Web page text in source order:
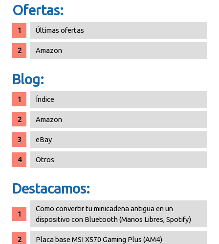
Ofertas:
Últimas ofertas
Amazon
Blog:
Índice
Amazon
eBay
Otros
Destacamos:
Como convertir tu minicadena antigua en un
dispositivo con Bluetooth (Manos Libres, Spotify)
Placa base MSI X570 Gaming Plus (AM4)